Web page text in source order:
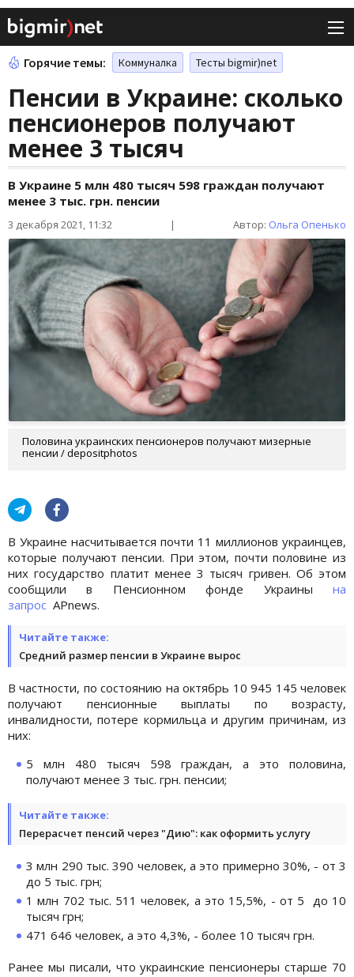
Горячие темы: Коммуналка Тесты bigmir)net
Пенсии в Украине: сколько
пенсионеров получают
менее 3 тысяч
В Украине 5 млн 480 тысяч 598 граждан получают
менее 3 тыс. грн. пенсии
3 декабря 2021, 11:32 | Автор: Ольга Опенько
Половина украинских пенсионеров получают мизерные
пенсии / depositphotos
В Украине насчитывается почти 11 миллионов украинцев,
которые получают пенсии. При этом, почти половине из
них государство платит менее 3 тысяч гривен. Об этом
сообщили в Пенсионном фонде Украины на
запрос APnews.
Читайте также:
Средний размер пенсии в Украине вырос
В частности, по состоянию на октябрь 10 945 145 человек
получают пенсионные выплаты по возрасту,
инвалидности, потере кормильца и другим причинам, из
них:
5 млн 480 тысяч 598 граждан, а это половина,
получают менее 3 тыс. грн. пенсии;
Читайте также:
Перерасчет пенсий через "Дию": как оформить услугу
3 млн 290 тыс. 390 человек, а это примерно 30%, - от 3
до 5 тыс. грн;
1 млн 702 тыс. 511 человек, а это 15,5%, - от 5 до 10
тысяч грн;
471 646 человек, а это 4,3%, - более 10 тысяч грн.
Ранее мы писали, что украинские пенсионеры старше 70